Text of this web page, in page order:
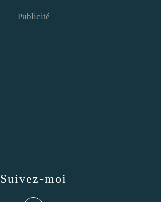
Suivez-moi
Publicité